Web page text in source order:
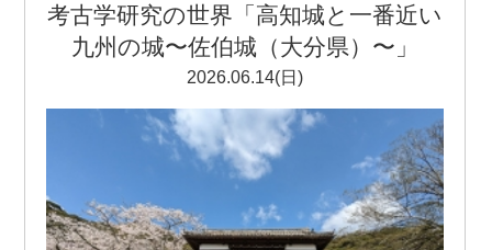
考古学研究の世界「高知城と一番近い
九州の城〜佐伯城（大分県）〜」
2026.06.14(日)